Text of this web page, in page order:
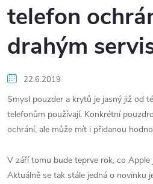
telefon
drahým
22.6.2019
Smysl pouzder a krytů je jasný již od
telefonům používají. Konkrétní
ochrání, ale může mít i přidanou
V září tomu bude teprve rok, co Apple
Aktuálně se tak stále jedná o novinku